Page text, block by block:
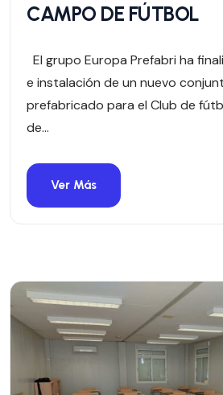
CAMPO DE FÚTBOL
El grupo Europa Prefabri ha
e instalación de un nuevo
prefabricado para el Club de
de...
Ver Más